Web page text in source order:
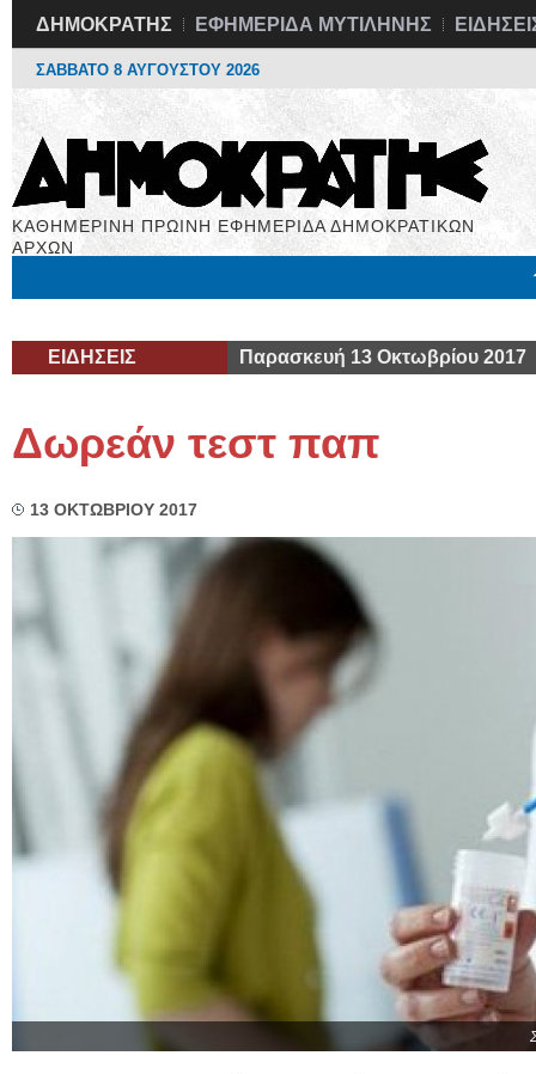
ΔΗΜΟΚΡΑΤΗΣ ΕΦΗΜΕΡΙΔΑ ΜΥΤΙΛΗΝΗΣ
ΣΑΒΒΑΤΟ 8 ΑΥΓΟΥΣΤΟΥ 2026
ΚΑΘΗΜΕΡΙΝΗ ΠΡΩΙΝΗ ΕΦΗΜΕΡΙΔΑ ΔΗΜΟΚΡΑΤΙΚΩΝ
ΑΡΧΩΝ
ΕΙΔΗΣΕΙΣ Παρασκευή 13 Οκτωβρίου 2017
Δωρεάν τεστ παπ
13 ΟΚΤΩΒΡΙΟΥ 2017